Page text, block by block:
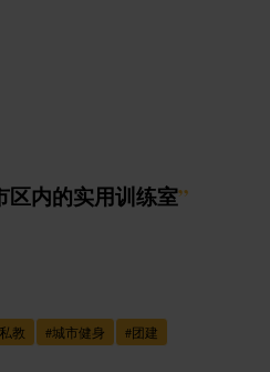
区内的实用训练室”
私教 #城市健身 #团建